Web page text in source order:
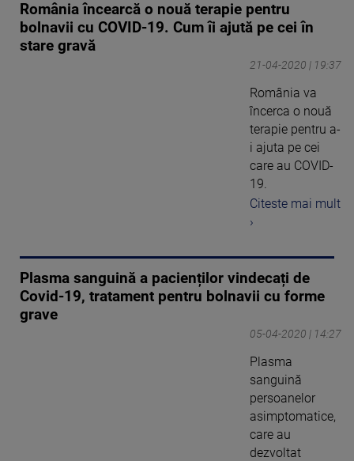
România încearcă o nouă terapie pentru
bolnavii cu COVID-19. Cum îi ajută pe cei în
stare gravă
21-04-2020 | 19:37
România va
încerca o nouă
terapie pentru a-
i ajuta pe cei
care au COVID-
19.
Citeste mai mult
›
Plasma sanguină a pacienților vindecați de
Covid-19, tratament pentru bolnavii cu forme
grave
05-04-2020 | 14:27
Plasma
sanguină
persoanelor
asimptomatice,
care au
dezvoltat